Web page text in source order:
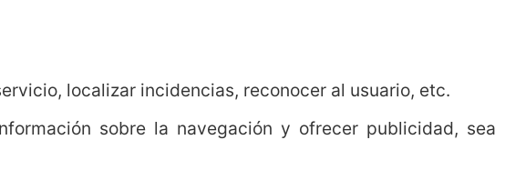
localizar incidencias, reconocer al usuario, etc.
sobre la navegación y ofrecer publicidad, sea